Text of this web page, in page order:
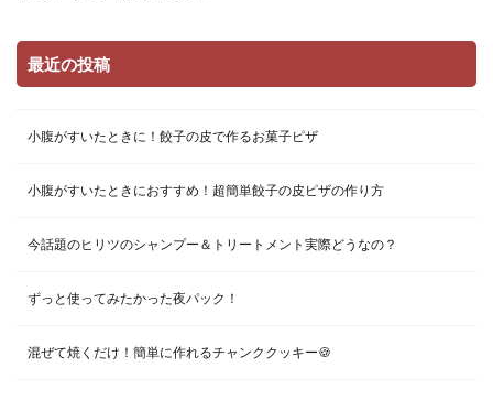
最近の投稿
小腹がすいたときに！餃子の皮で作るお菓子ピザ
小腹がすいたときにおすすめ！超簡単餃子の皮ピザの作り方
今話題のヒリツのシャンプー＆トリートメント実際どうなの？
ずっと使ってみたかった夜パック！
混ぜて焼くだけ！簡単に作れるチャンククッキー🍪